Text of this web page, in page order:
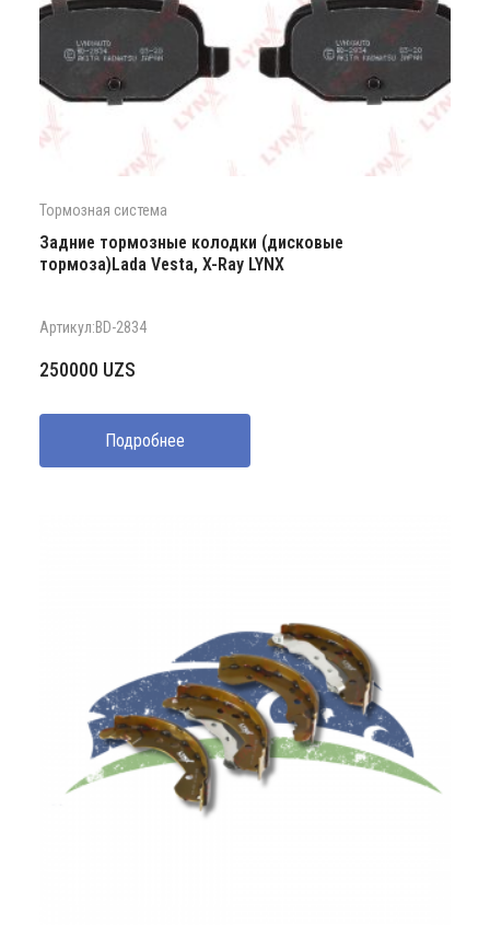
Тормозная система
Задние тормозные колодки (дисковые
тормоза)Lada Vesta, X-Ray LYNX
Артикул:BD-2834
250000 UZS
Подробнее